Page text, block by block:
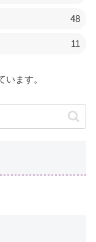
48
11
ます。